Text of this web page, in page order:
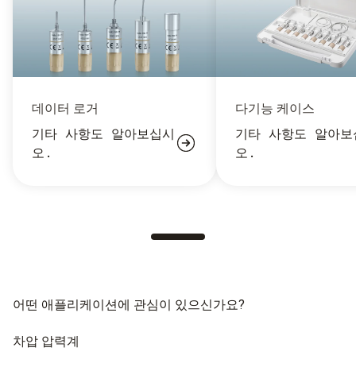
데이터 로거
기타 사항도 알아보십시
오.
다기능 케이스
기타 사항도 알아보
오.
어떤 애플리케이션에 관심이 있으신가요?
차압 압력계